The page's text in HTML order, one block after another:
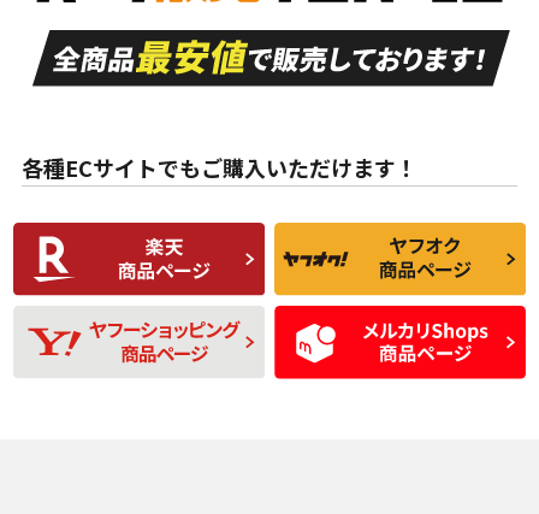
A
走行距離も少なく、
目立つ傷もほとんど
ない中古品
A
走行距離も少なく、
非常に状態の良い中
古品
な中古品
んどない中古品
C
比較的きれいな中古
品
C
られるが、使用に問
題のない中古品
D
使用感や目立つ傷が
あり、一般的な中古
品
D
残り溝も少なく、偏
磨耗がみられ、短期
間使用できるくらい
の中古品
各種ECサイトでもご購入いただけます！